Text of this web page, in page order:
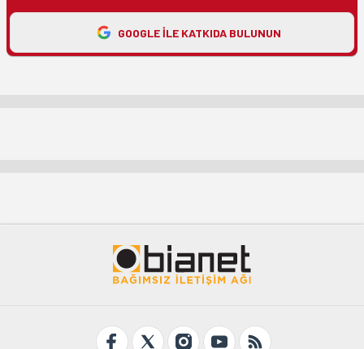
GOOGLE ILE KATKIDA BULUNUN